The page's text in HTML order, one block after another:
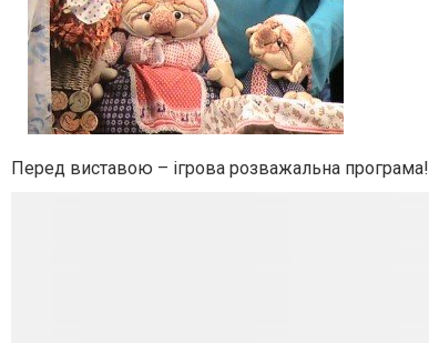
Перед виставою – ігрова розважальна програма!